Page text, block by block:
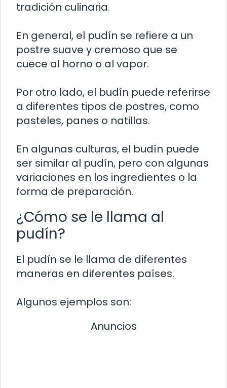
tradición culinaria.
En general, el pudín se refiere a un
postre suave y cremoso que se
cuece al horno o al vapor.
Por otro lado, el budín puede referirse
a diferentes tipos de postres, como
pasteles, panes o natillas.
En algunas culturas, el budín puede
ser similar al pudín, pero con algunas
variaciones en los ingredientes o la
forma de preparación.
¿Cómo se le llama al
pudín?
El pudín se le llama de diferentes
maneras en diferentes países.
Algunos ejemplos son:
Anuncios